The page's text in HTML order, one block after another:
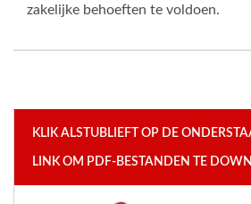
zakelijke behoeften te voldoen.
KLIK ALSTUBLIEFT OP DE
LINK OM PDF-BESTANDEN TE